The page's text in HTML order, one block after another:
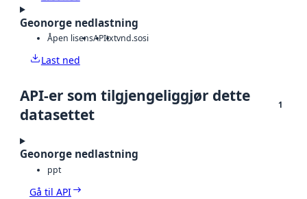
Geonorge nedlastning
Åpen lisensAPItxtvnd.sosi
Last ned
API-er som tilgjengeliggjør dette
datasettet
1
Geonorge nedlastning
ppt
Gå til API